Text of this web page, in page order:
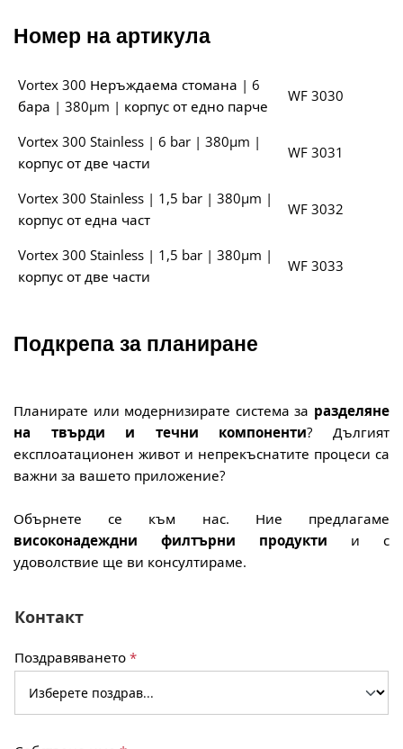
Номер на артикула
Vortex 300 Неръждаема стомана | 6
бара | 380µm | корпус от едно парче
WF 3030
Vortex 300 Stainless | 6 bar | 380µm |
корпус от две части
WF 3031
Vortex 300 Stainless | 1,5 bar | 380µm |
корпус от една част
WF 3032
Vortex 300 Stainless | 1,5 bar | 380µm |
корпус от две части
WF 3033
Подкрепа за планиране
Планирате или модернизирате система за разделяне
на твърди и течни компоненти? Дългият
експлоатационен живот и непрекъснатите процеси са
важни за вашето приложение?
Обърнете се към нас. Ние предлагаме
високонадеждни филтърни продукти и с
удоволствие ще ви консултираме.
Контакт
Поздравяването *